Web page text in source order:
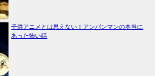
子供アニメとは思えない！アンパンマンの本当に
あった怖い話